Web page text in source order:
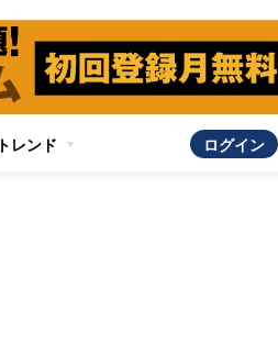
トレンド ログイン